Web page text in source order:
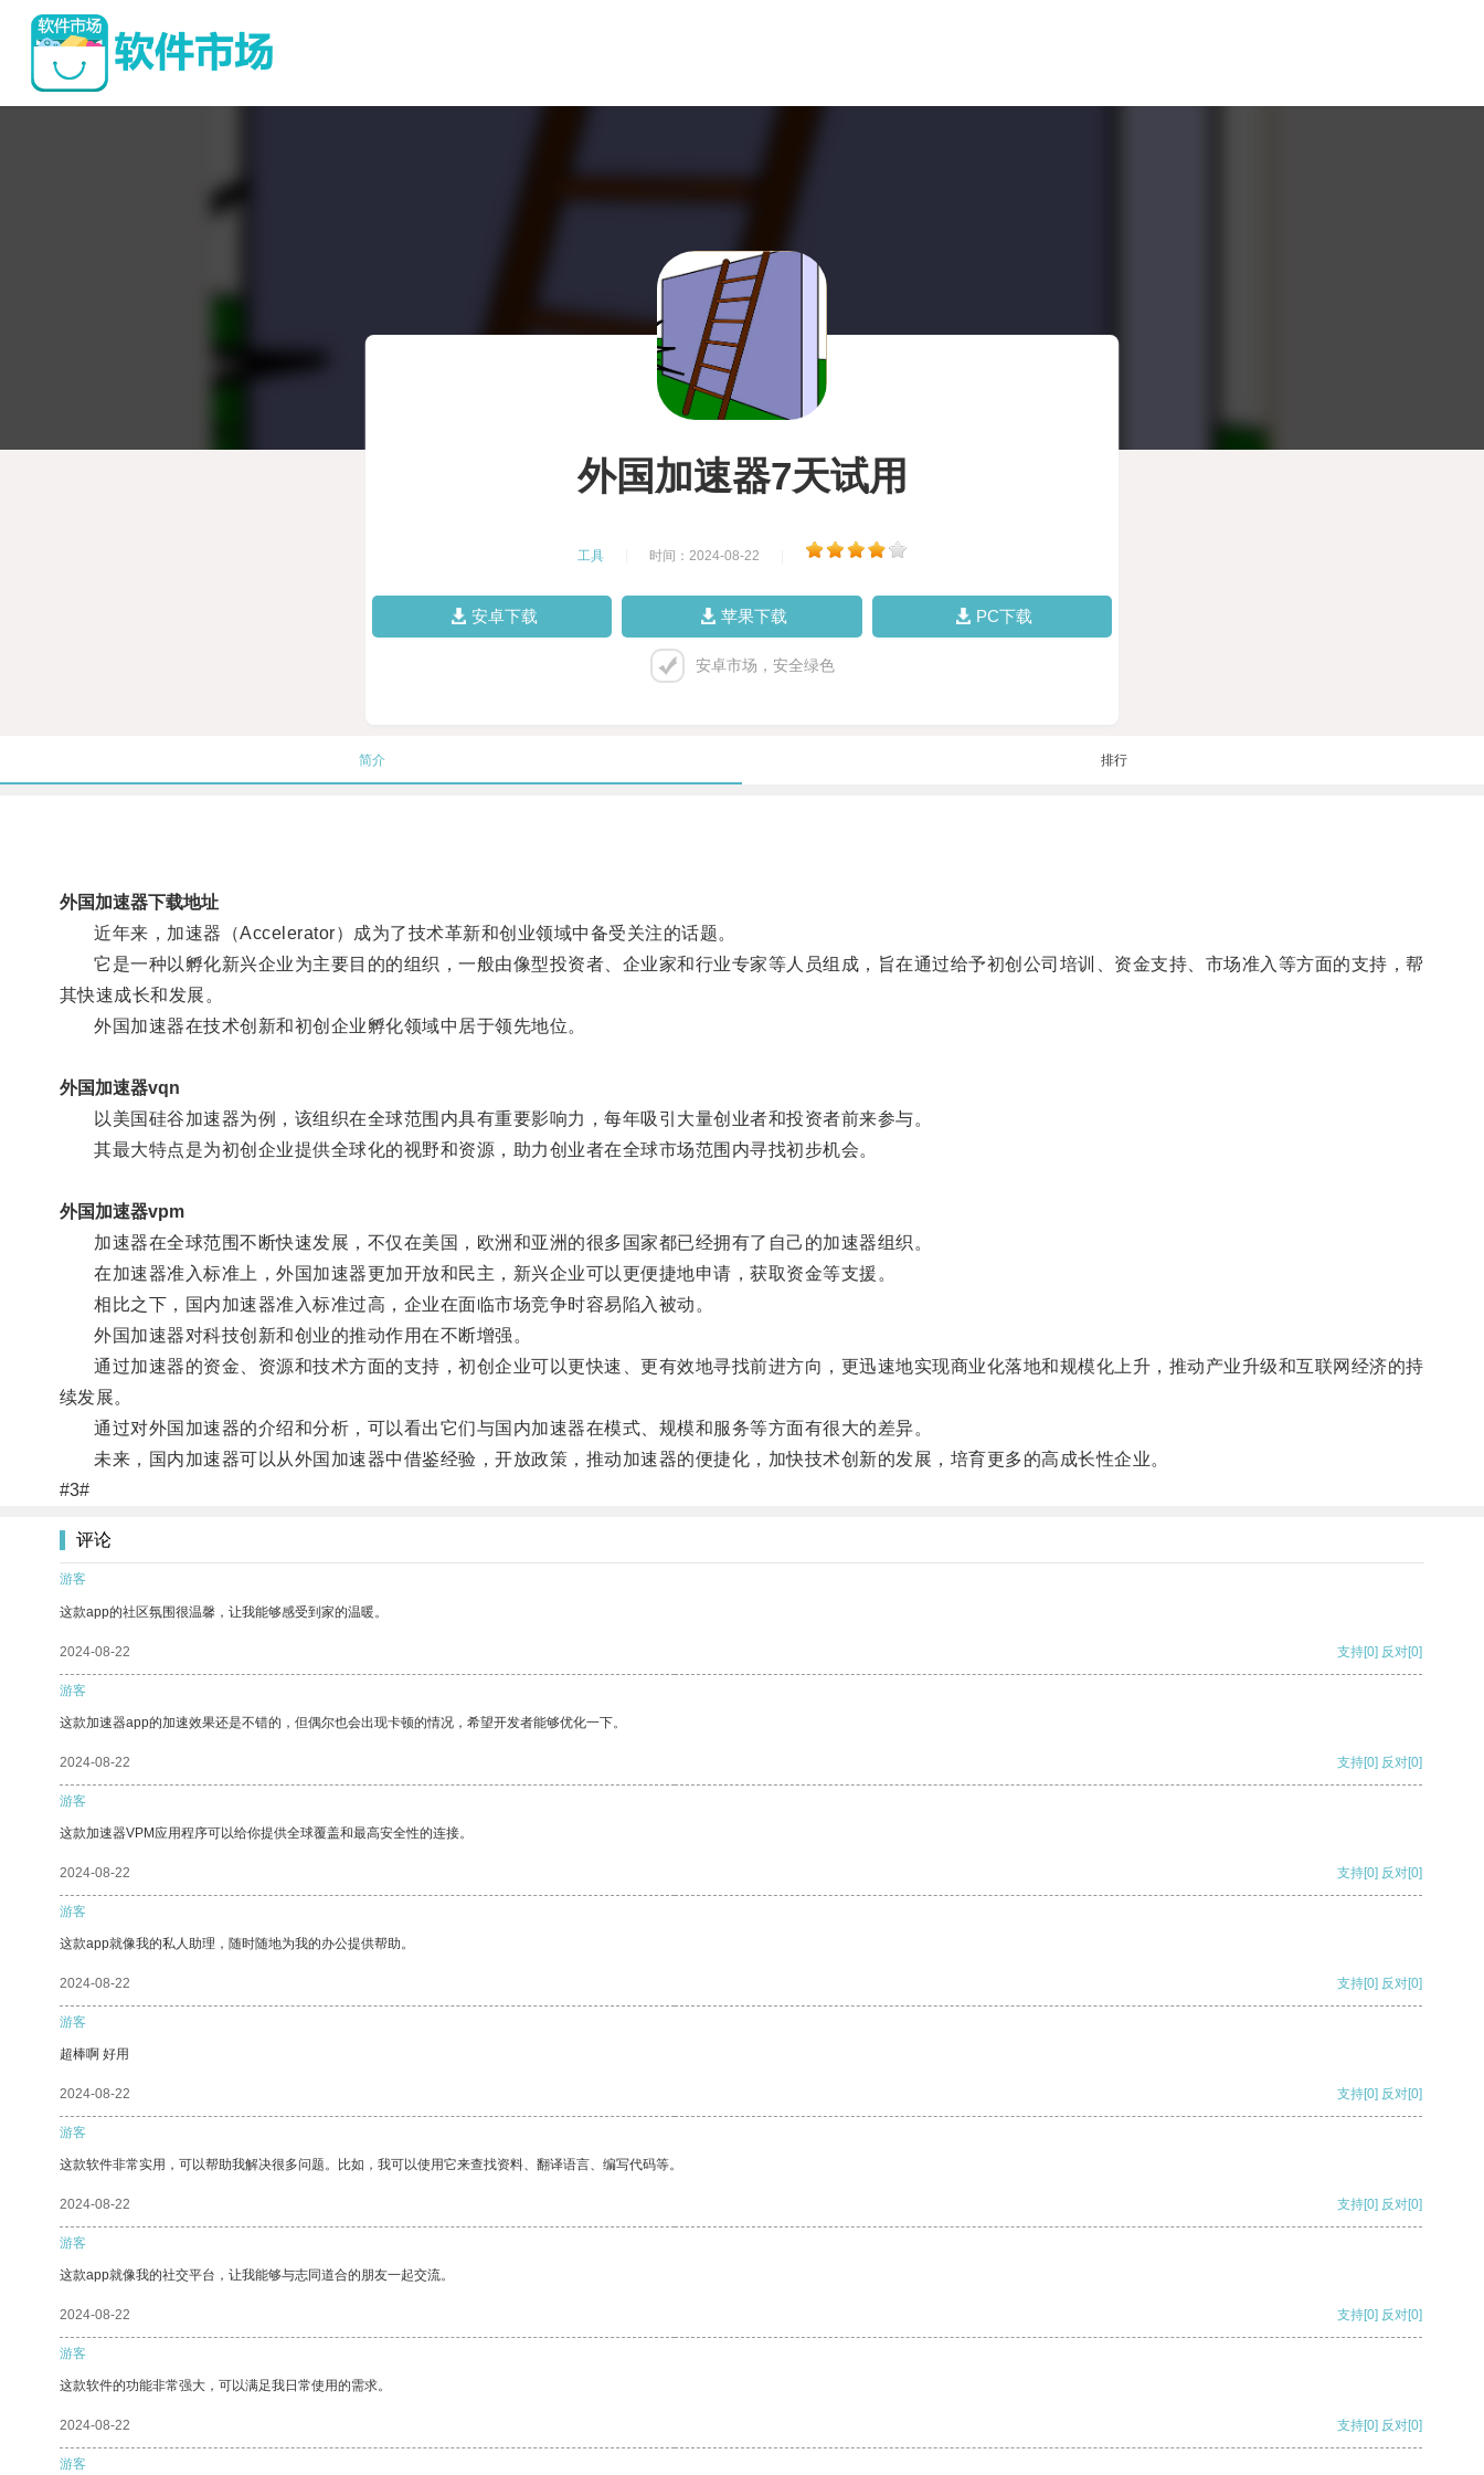
外国加速器7天试用
工具 时间：2024-08-22
安卓下载 苹果下载 PC下载
安卓市场，安全绿色
简介 排行
外国加速器下载地址
近年来，加速器（Accelerator）成为了技术革新和创业领域中备受关注的话题。
它是一种以孵化新兴企业为主要目的的组织，一般由像型投资者、企业家和行业专家等人员组成，旨在通过给予初创公司培训、资金支持、市场准入等方面的支持，帮
其快速成长和发展。
外国加速器在技术创新和初创企业孵化领域中居于领先地位。
外国加速器vqn
以美国硅谷加速器为例，该组织在全球范围内具有重要影响力，每年吸引大量创业者和投资者前来参与。
其最大特点是为初创企业提供全球化的视野和资源，助力创业者在全球市场范围内寻找初步机会。
外国加速器vpm
加速器在全球范围不断快速发展，不仅在美国，欧洲和亚洲的很多国家都已经拥有了自己的加速器组织。
在加速器准入标准上，外国加速器更加开放和民主，新兴企业可以更便捷地申请，获取资金等支援。
相比之下，国内加速器准入标准过高，企业在面临市场竞争时容易陷入被动。
外国加速器对科技创新和创业的推动作用在不断增强。
通过加速器的资金、资源和技术方面的支持，初创企业可以更快速、更有效地寻找前进方向，更迅速地实现商业化落地和规模化上升，推动产业升级和互联网经济的持
续发展。
通过对外国加速器的介绍和分析，可以看出它们与国内加速器在模式、规模和服务等方面有很大的差异。
未来，国内加速器可以从外国加速器中借鉴经验，开放政策，推动加速器的便捷化，加快技术创新的发展，培育更多的高成长性企业。
#3#
评论
游客
这款app的社区氛围很温馨，让我能够感受到家的温暖。
2024-08-22 支持[0] 反对[0]
游客
这款加速器app的加速效果还是不错的，但偶尔也会出现卡顿的情况，希望开发者能够优化一下。
2024-08-22 支持[0] 反对[0]
游客
这款加速器VPM应用程序可以给你提供全球覆盖和最高安全性的连接。
2024-08-22 支持[0] 反对[0]
游客
这款app就像我的私人助理，随时随地为我的办公提供帮助。
2024-08-22 支持[0] 反对[0]
游客
超棒啊 好用
2024-08-22 支持[0] 反对[0]
游客
这款软件非常实用，可以帮助我解决很多问题。比如，我可以使用它来查找资料、翻译语言、编写代码等。
2024-08-22 支持[0] 反对[0]
游客
这款app就像我的社交平台，让我能够与志同道合的朋友一起交流。
2024-08-22 支持[0] 反对[0]
游客
这款软件的功能非常强大，可以满足我日常使用的需求。
2024-08-22 支持[0] 反对[0]
游客